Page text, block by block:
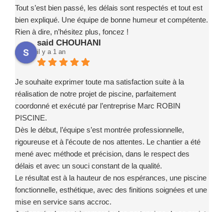
Tout s’est bien passé, les délais sont respectés et tout est
bien expliqué. Une équipe de bonne humeur et compétente.
Rien à dire, n’hésitez plus, foncez !
said CHOUHANI
il y a 1 an
Je souhaite exprimer toute ma satisfaction suite à la
réalisation de notre projet de piscine, parfaitement
coordonné et exécuté par l’entreprise Marc ROBIN
PISCINE.
Dès le début, l’équipe s’est montrée professionnelle,
rigoureuse et à l’écoute de nos attentes. Le chantier a été
mené avec méthode et précision, dans le respect des
délais et avec un souci constant de la qualité.
Le résultat est à la hauteur de nos espérances, une piscine
fonctionnelle, esthétique, avec des finitions soignées et une
mise en service sans accroc.